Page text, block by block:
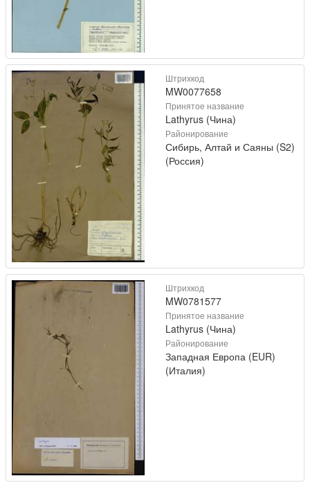
Штрихкод
MW0077658
Принятое название
Lathyrus (Чина)
Районирование
Сибирь, Алтай и Саяны (S2)
(Россия)
Штрихкод
MW0781577
Принятое название
Lathyrus (Чина)
Районирование
Западная Европа (EUR)
(Италия)